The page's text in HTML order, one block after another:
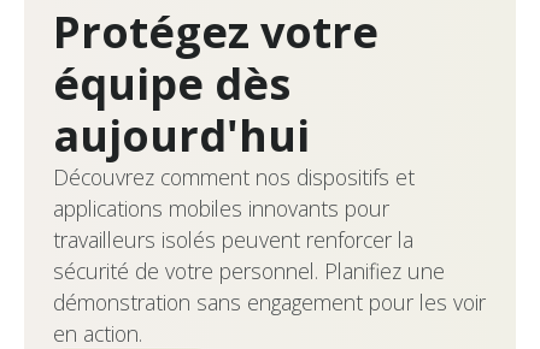
Protégez votre
équipe dès
aujourd'hui
Découvrez comment nos dispositifs et
applications mobiles innovants pour
travailleurs isolés peuvent renforcer la
sécurité de votre personnel. Planifiez une
démonstration sans engagement pour les voir
en action.